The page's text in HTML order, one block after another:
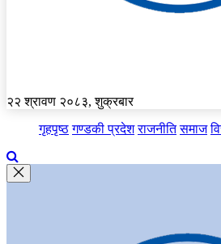
२२ श्रावण २०८३, शुक्रबार
गृहपृष्ठ गण्डकी प्रदेश राजनीति समाज